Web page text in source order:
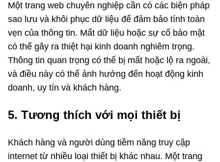
Một trang web chuyên nghiệp cần có các biện pháp
sao lưu và khôi phục dữ liệu để đảm bảo tính toàn
vẹn của thông tin. Mất dữ liệu hoặc sự cố bảo mật
có thể gây ra thiệt hại kinh doanh nghiêm trọng.
Thông tin quan trọng có thể bị mất hoặc lộ ra ngoài,
và điều này có thể ảnh hưởng đến hoạt động kinh
doanh, uy tín và khách hàng.
5. Tương thích với mọi thiết bị
Khách hàng và người dùng tiềm năng truy cập
internet từ nhiều loại thiết bị khác nhau. Một trang